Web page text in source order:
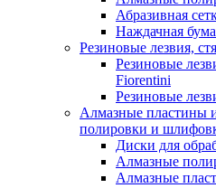
Абразивная
Наждачная
Резиновые лезвия,
Резиновые
Fiorentini
Резиновые
Алмазные пластины
полировки и
Диски для
Алмазные
Алмазные